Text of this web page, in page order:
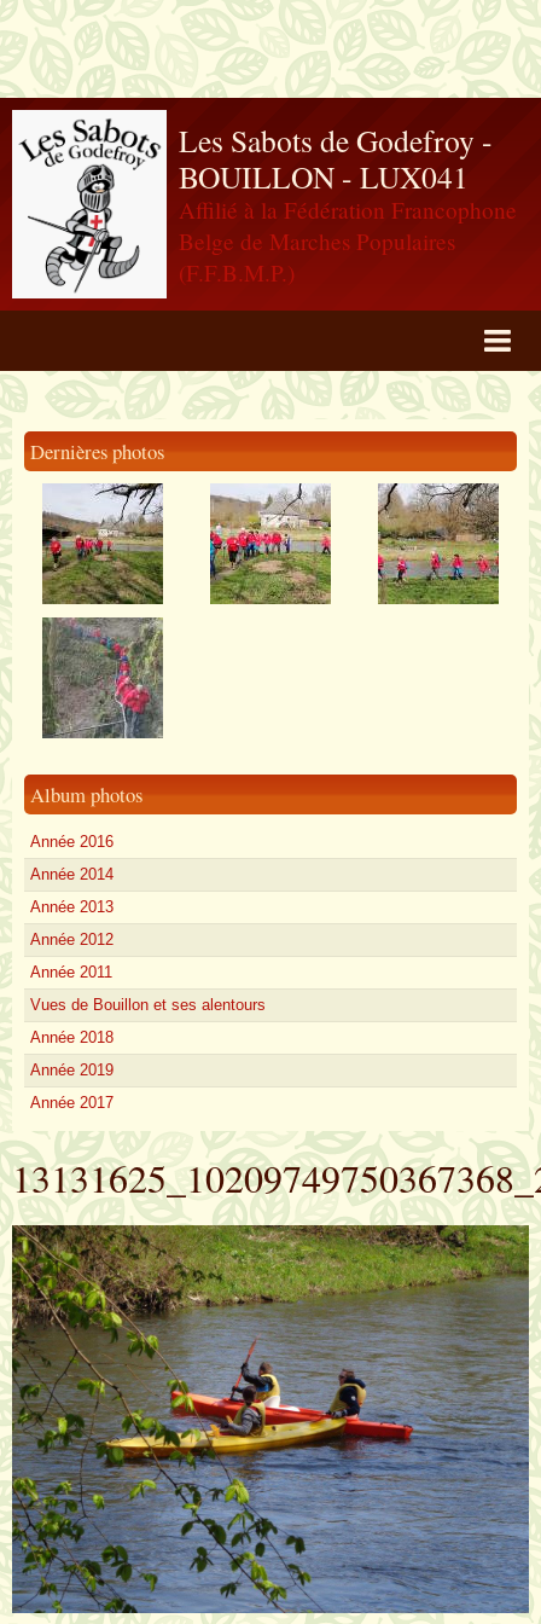
Les Sabots de Godefroy -
BOUILLON - LUX041
Affilié à la Fédération Francophone
Belge de Marches Populaires
(F.F.B.M.P.)
Agenda
Dernières photos
Album photos
Année 2016
Année 2014
Année 2013
Année 2012
Année 2011
Vues de Bouillon et ses alentours
Année 2018
Année 2019
Année 2017